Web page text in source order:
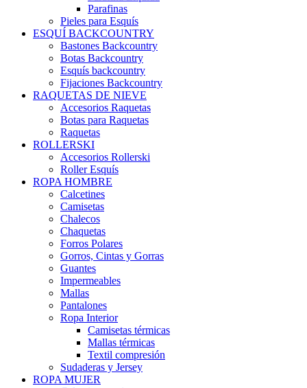
Parafinas
Pieles para Esquís
ESQUÍ BACKCOUNTRY
Bastones Backcountry
Botas Backcountry
Esquís backcountry
Fijaciones Backcountry
RAQUETAS DE NIEVE
Accesorios Raquetas
Botas para Raquetas
Raquetas
ROLLERSKI
Accesorios Rollerski
Roller Esquís
ROPA HOMBRE
Calcetines
Camisetas
Chalecos
Chaquetas
Forros Polares
Gorros, Cintas y Gorras
Guantes
Impermeables
Mallas
Pantalones
Ropa Interior
Camisetas térmicas
Mallas térmicas
Textil compresión
Sudaderas y Jersey
ROPA MUJER